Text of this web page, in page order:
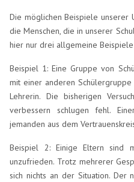
Die möglichen Beispiele unserer
die Menschen, die in unserer
hier nur drei allgemeine Beispiele
Beispiel 1: Eine Gruppe von
mit einer anderen
Lehrerin. Die bisherigen
verbessern schlugen fehl.
jemanden aus dem
Beispiel 2: Einige Eltern sind
unzufrieden. Trotz mehrerer
sich nichts an der Situation. Der